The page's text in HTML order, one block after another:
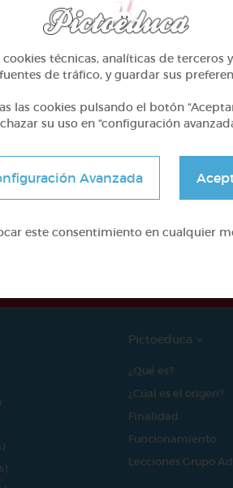
sido posible gracias al
Pictoeduca
¿Qué es?
¿Cúal es el origen?
Finalidad
Funcionamiento
Lecciones Grupo
técnicas, analíticas de terceros
de tráfico, y guardar sus
las cookies pulsando el botón
su uso en “configuración
Avanzada
este consentimiento en cualquier